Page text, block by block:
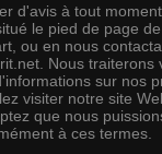
d'avis à tout
le pied de page
ou en nous
Nous traiterons
sur nos
visiter notre site
que nous
à ces termes.